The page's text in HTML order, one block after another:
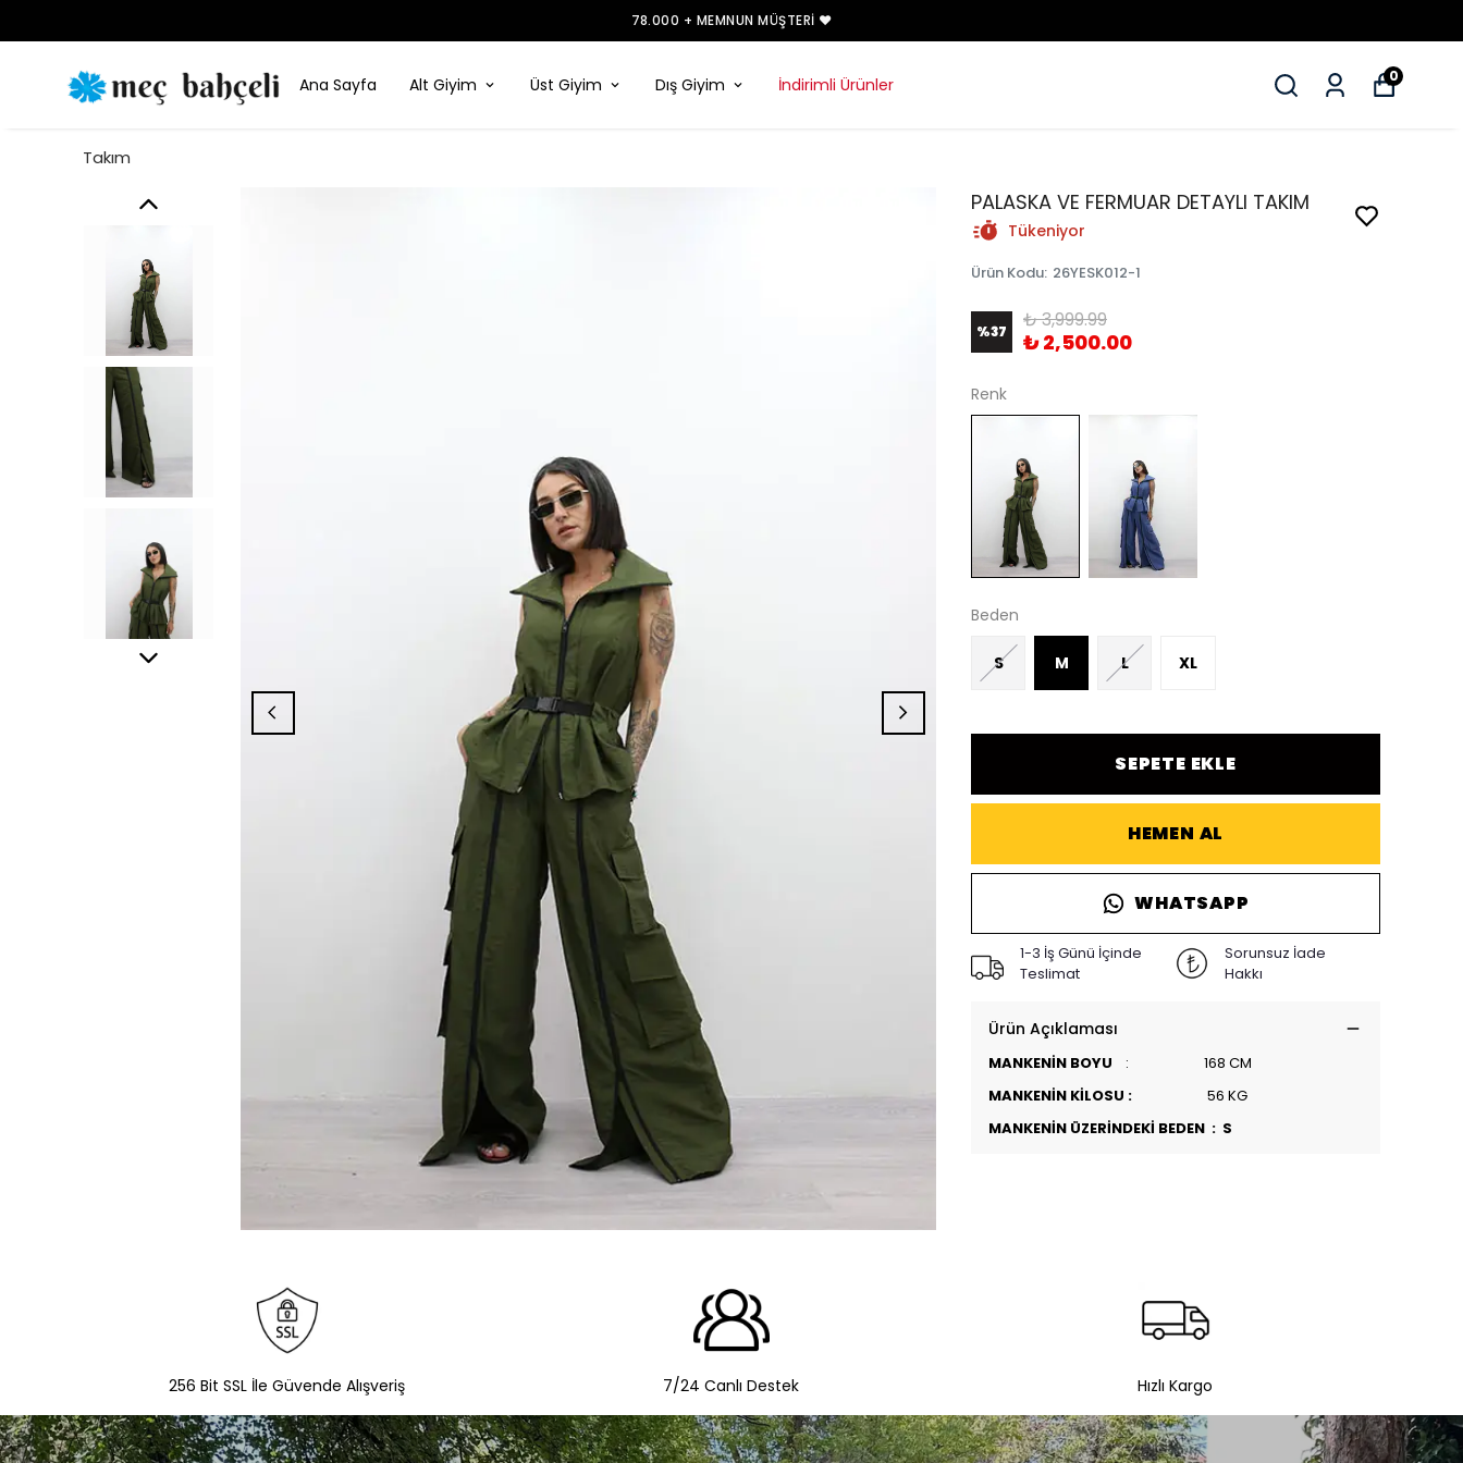
78.000 + MEMNUN MÜŞTERI ❤️
Ana Sayfa Alt Giyim Üst Giyim Dış Giyim İndirimli Ürünler 0
Takım
PALASKA VE FERMUAR DETAYLI TAKIM
Tükeniyor
Ürün Kodu: 26YESK012-1
%37 ₺ 3,999.99
₺ 2,500.00
Renk
Beden
S M L XL
SEPETE EKLE
HEMEN AL
WHATSAPP
1-3 İş Günü İçinde
Teslimat
Sorunsuz İade
Hakkı
Ürün Açıklaması
MANKENİN BOYU : 168 CM
MANKENİN KİLOSU : 56 KG
MANKENİN ÜZERİNDEKİ BEDEN : S
256 Bit SSL İle Güvende Alışveriş 7/24 Canlı Destek Hızlı Kargo